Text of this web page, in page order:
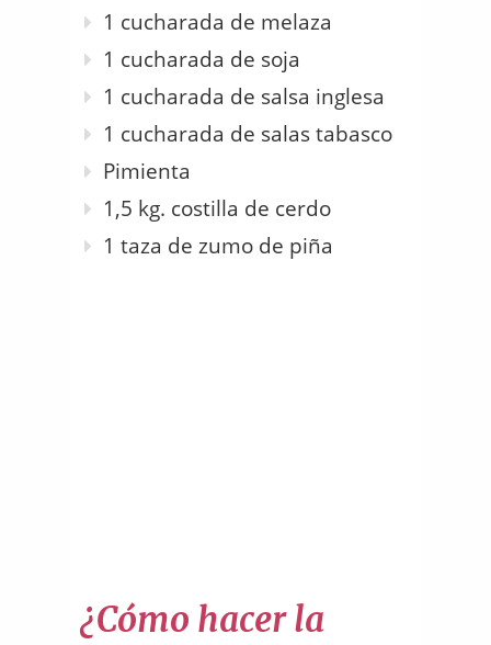
1 cucharada de melaza
1 cucharada de soja
1 cucharada de salsa inglesa
1 cucharada de salas tabasco
Pimienta
1,5 kg. costilla de cerdo
1 taza de zumo de piña
¿Cómo hacer la